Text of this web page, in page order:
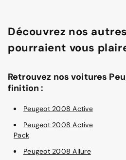
Découvrez nos
pourraient vous
Retrouvez nos voitures
finition :
Peugeot 2008 Active
Peugeot 2008 Active
Pack
Peugeot 2008 Allure